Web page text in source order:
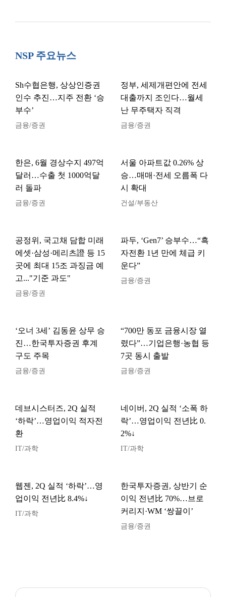
NSP 주요뉴스
Sh수협은행, 상상인증권
인수 추진…지주 전환 ‘승
부수’
금융/증권
정부, 세제개편안에 전세
대출까지 조인다…월세
난 무주택자 직격
금융/증권
한은, 6월 경상수지 497억
달러…수출 첫 1000억달
러 돌파
금융/증권
서울 아파트값 0.26% 상
승…매매·전세 오름폭 다
시 확대
건설/부동산
공정위, 국고채 담합 미래
에셋·삼성·메리츠證 등 15
곳에 최대 15조 과징금 예
고..."기준 과도"
금융/증권
파두, ‘Gen7’ 승부수…“흑
자전환 1년 만에 체급 키
운다”
금융/증권
‘오너 3세’ 김동윤 상무 승
진…한국투자증권 후계
구도 주목
금융/증권
“700만 동포 금융시장 열
렸다”…기업은행·농협 등
7곳 동시 출발
금융/증권
데브시스터즈, 2Q 실적
‘하락’…영업이익 적자전
환
IT/과학
네이버, 2Q 실적 ‘소폭 하
락’…영업이익 전년比 0.
2%↓
IT/과학
웹젠, 2Q 실적 ‘하락’…영
업이익 전년比 8.4%↓
IT/과학
한국투자증권, 상반기 순
이익 전년比 70%…브로
커리지·WM ‘쌍끌이’
금융/증권